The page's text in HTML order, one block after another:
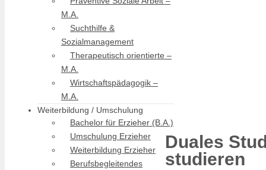
Duales
studieren
M.A.
Suchthilfe &
Sozialmanagement
Therapeutisch orientierte –
M.A.
Wirtschaftspädagogik –
M.A.
Weiterbildung / Umschulung
Bachelor für Erzieher (B.A.)
Umschulung Erzieher
Weiterbildung Erzieher
Berufsbegleitendes